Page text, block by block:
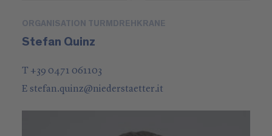
ORGANISATION TURMDREHKRANE
Stefan Quinz
T +39 0471 061103
Estefan.quinz@niederstaetter.it